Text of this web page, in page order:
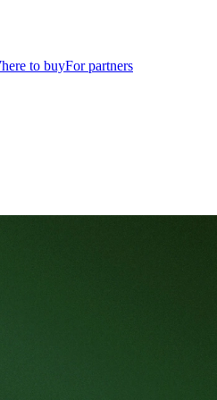
to buyFor partners